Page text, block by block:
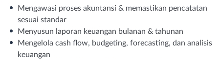
Mengawasi proses akuntansi & memastikan pencatatan
sesuai standar
Menyusun laporan keuangan bulanan & tahunan
Mengelola cash flow, budgeting, forecasting, dan analisis
keuangan